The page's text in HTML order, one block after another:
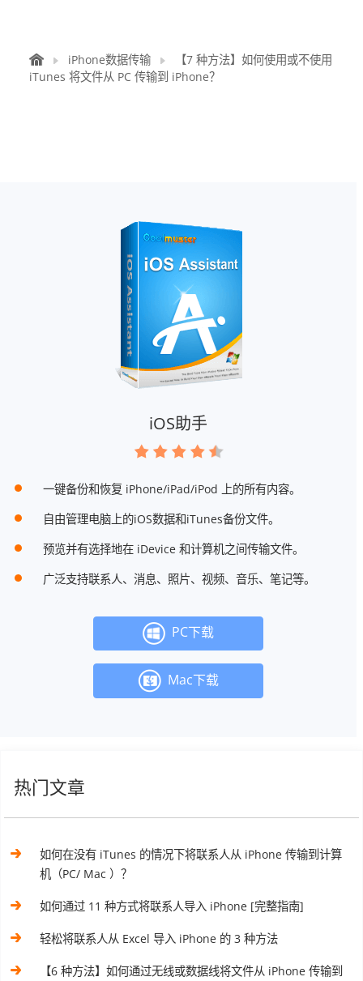
iPhone数据传输
【7 种方法】如何使用或不使用
iTunes 将文件从 PC 传输到 iPhone？
iOS助手
一键备份和恢复 iPhone/iPad/iPod 上的所有内容。
自由管理电脑上的iOS数据和iTunes备份文件。
预览并有选择地在 iDevice 和计算机之间传输文件。
广泛支持联系人、消息、照片、视频、音乐、笔记等。
PC下载
Mac下载
热门文章
如何在没有 iTunes 的情况下将联系人从 iPhone 传输到计算
机（PC/ Mac ）？
如何通过 11 种方式将联系人导入 iPhone [完整指南]
轻松将联系人从 Excel 导入 iPhone 的 3 种方法
【6 种方法】如何通过无线或数据线将文件从 iPhone 传输到